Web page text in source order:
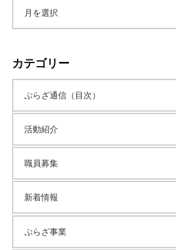
カ
イ
ブ
カテゴリー
ぷらざ通信（目次）
活動紹介
職員募集
新着情報
ぷらざ事業